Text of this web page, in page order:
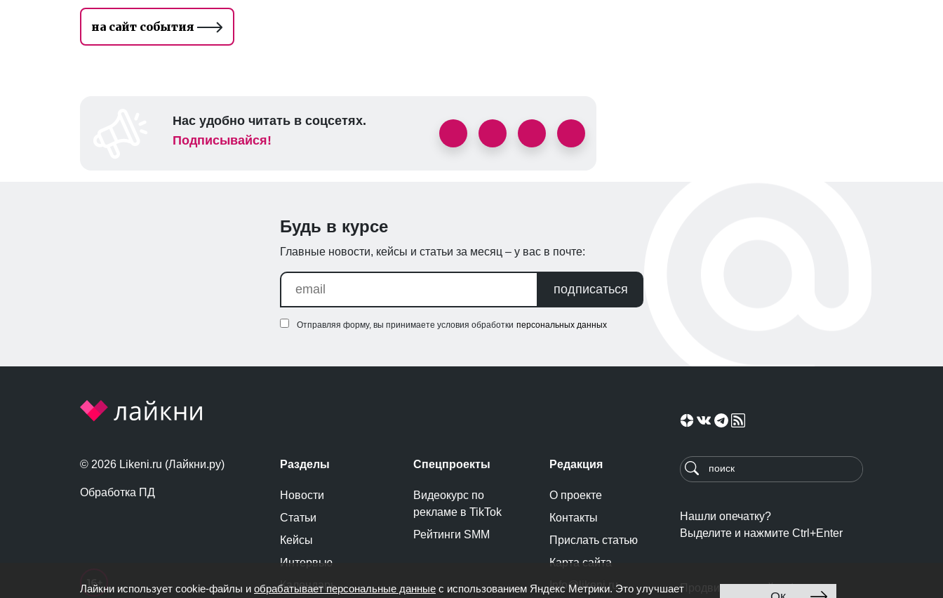
на сайт события
Нас удобно читать в соцсетях.
Подписывайся!
Будь в курсе
Главные новости, кейсы и статьи за месяц – у вас в почте:
подписаться
Отправляя форму, вы принимаете условия обработки персональных данных
© 2026 Likeni.ru (Лайкни.ру)
Обработка ПД
Разделы
Новости
Статьи
Кейсы
Интервью
Календарь
Спецпроекты
Видеокурс по
рекламе в TikTok
Рейтинги SMM
Редакция
О проекте
Контакты
Прислать статью
Карта сайта
Info@likeni.ru
Нашли опечатку?
Выделите и нажмите Ctrl+Enter
Продвижение сайта: Ingate
Лайкни использует cookie-файлы и обрабатывает персональные данные с использованием Яндекс Метрики. Это улучшает